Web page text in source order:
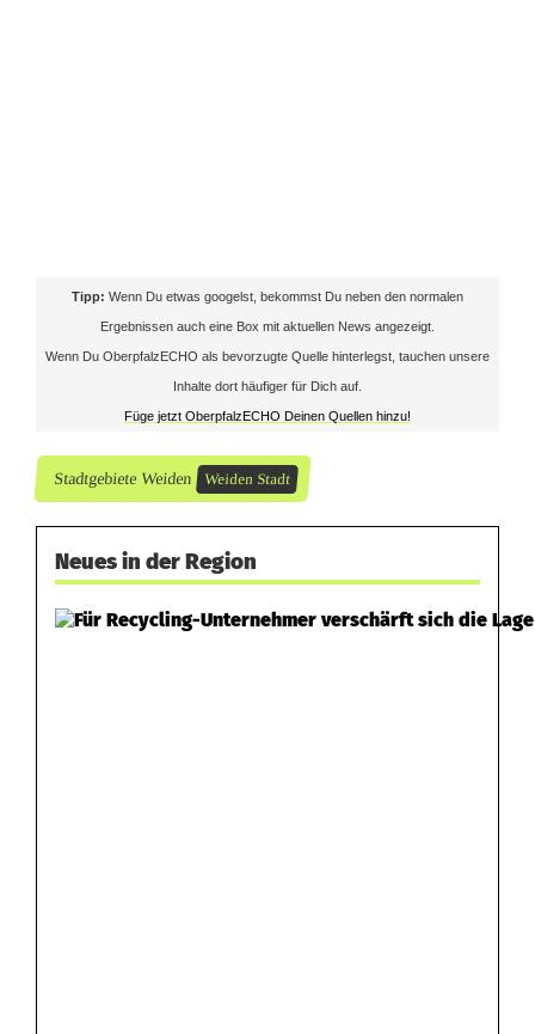
Tipp: Wenn Du etwas googelst, bekommst Du neben den normalen
Ergebnissen auch eine Box mit aktuellen News angezeigt.
Wenn Du OberpfalzECHO als bevorzugte Quelle hinterlegst, tauchen unsere
Inhalte dort häufiger für Dich auf.
Füge jetzt OberpfalzECHO Deinen Quellen hinzu!
Stadtgebiete Weiden Weiden Stadt
Neues in der Region